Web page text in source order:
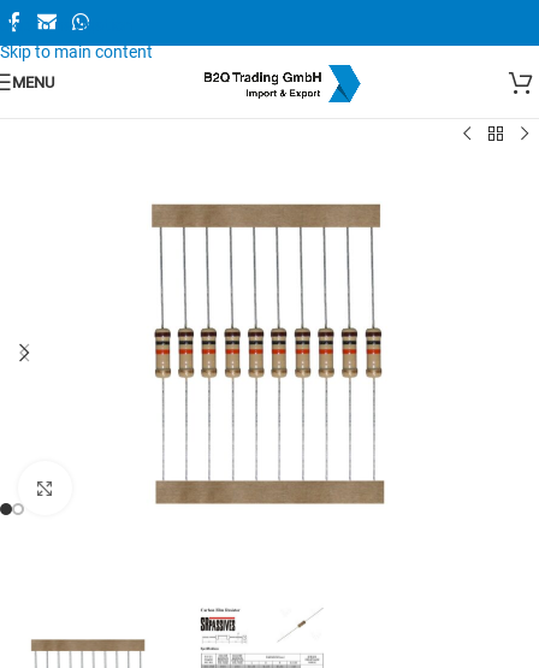
Skip to navigation
Skip to main content
MENU
Zum Vergrößern anklicken